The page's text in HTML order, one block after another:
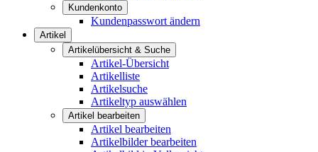
Kundenkonto
Kundenpasswort ändern
Artikel
Artikelübersicht & Suche
Artikel-Übersicht
Artikelliste
Artikelsuche
Artikeltyp auswählen
Artikel bearbeiten
Artikel bearbeiten
Artikelbilder bearbeiten